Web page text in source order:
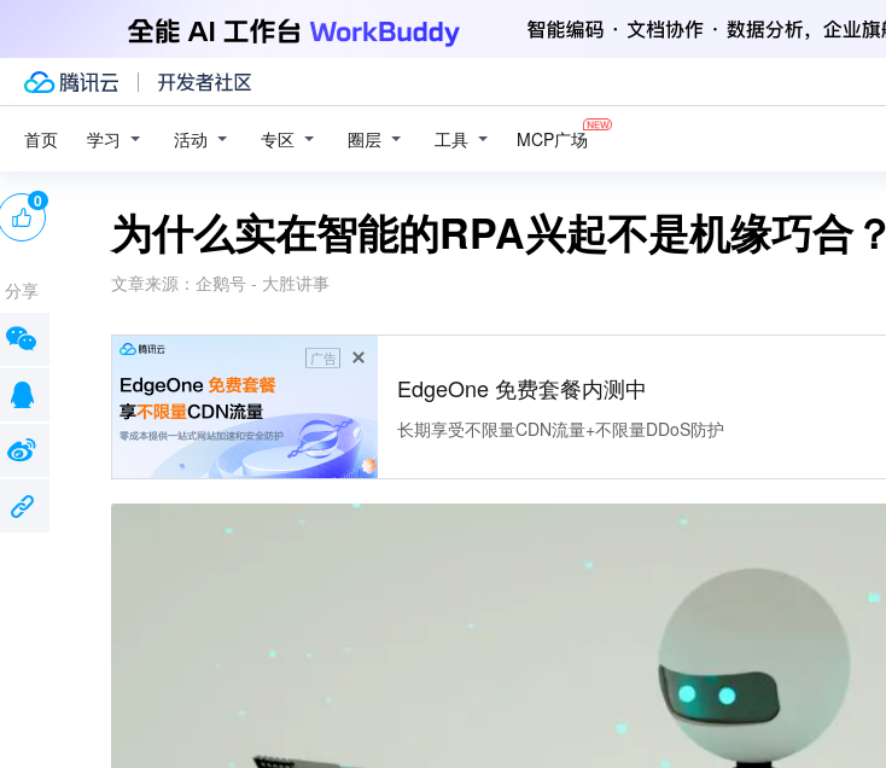
首页 学习 活动 专区 圈层 工具 MCP广场
为什么实在智能的RPA兴起不是机缘巧合？
文章来源： 企鹅号 - 大胜讲事
广告
EdgeOne 免费套餐内测中
长期享受不限量CDN流量+不限量DDoS防护
0
分享